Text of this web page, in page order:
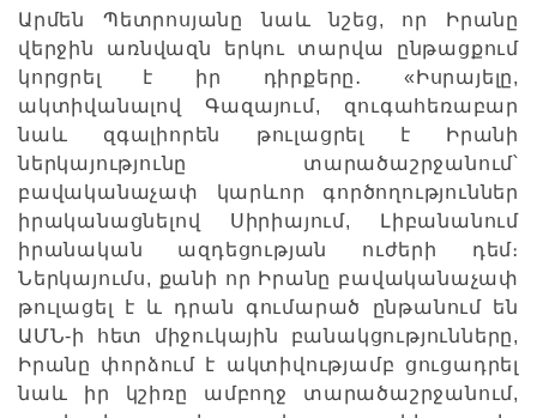
Արմեն Պետրոսյանը նաև նշեց, որ Իրանը
վերջին առնվազն երկու տարվա ընթացքում
կորցրել է իր դիրքերը․ «Իսրայելը,
ակտիվանալով Գազայում, զուգահեռաբար
նաև զգալիորեն թուլացրել է Իրանի
ներկայությունը տարածաշրջանում՝
բավականաչափ կարևոր գործողություններ
իրականացնելով Սիրիայում, Լիբանանում
իրանական ազդեցության ուժերի դեմ։
Ներկայումս, քանի որ Իրանը բավականաչափ
թուլացել է և դրան գումարած ընթանում են
ԱՄՆ-ի հետ միջուկային բանակցությունները,
Իրանը փորձում է ակտիվությամբ ցուցադրել
նաև իր կշիռը ամբողջ տարածաշրջանում,